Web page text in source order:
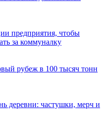
предприятия, чтобы
за коммуналку
рубеж в 100 тысяч тонн
деревни: частушки, мерч и